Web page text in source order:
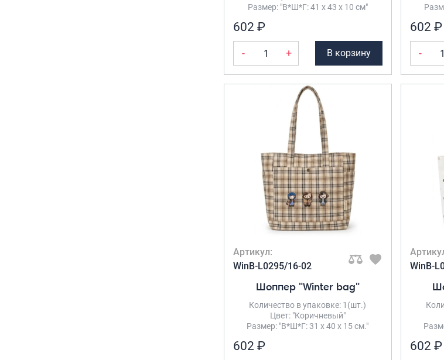
Размер: "В*Ш*Г: 41 х 43 х 10 см"
602 ₽
- + В корзину
602 ₽
-
Артикул:
WinB-L0295/16-02
Шоппер "Winter bag"
Количество в упаковке: 1(шт.)
Цвет: "Коричневый"
Размер: "В*Ш*Г: 31 х 40 х 15 см."
602 ₽
WinB-
602 ₽